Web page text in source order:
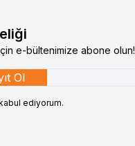
e-bültenimize abone olun!
Ol
ediyorum.